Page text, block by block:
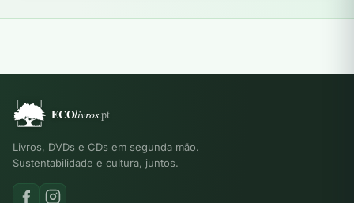
Livros, DVDs e CDs em segunda mão.
Sustentabilidade e cultura, juntos.